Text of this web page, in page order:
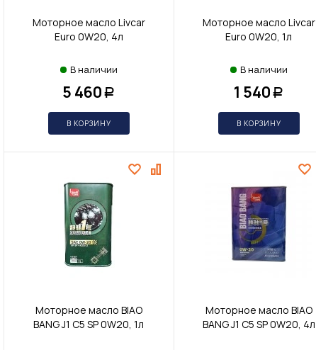
Моторное масло Livcar
Euro 0W20, 4л
В наличии
5 460 Р
В КОРЗИНУ
Моторное масло Livcar
Euro 0W20, 1л
В наличии
1 540 Р
В КОРЗИНУ
Моторное масло BIAO
BANG J1 С5 SP 0W20, 1л
Моторное масло BIAO
BANG J1 С5 SP 0W20, 4л